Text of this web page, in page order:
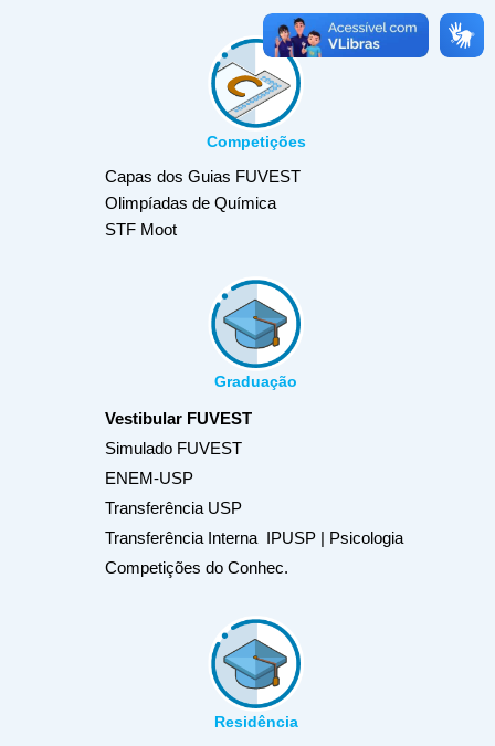
Competições
Capas dos Guias FUVEST
Olimpíadas de Química
STF Moot
Graduação
Vestibular FUVEST
Simulado FUVEST
ENEM-USP
Transferência USP
Transferência Interna IPUSP | Psicologia
Competições do Conhec.
Residência